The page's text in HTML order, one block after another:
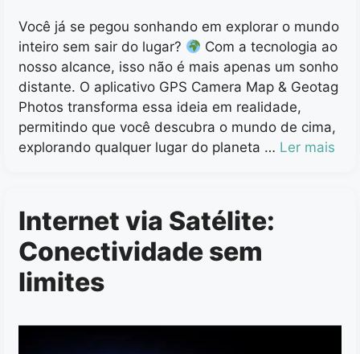
Você já se pegou sonhando em explorar o mundo
inteiro sem sair do lugar?
Com a tecnologia ao
nosso alcance, isso não é mais apenas um sonho
distante. O aplicativo GPS Camera Map & Geotag
Photos transforma essa ideia em realidade,
permitindo que você descubra o mundo de cima,
explorando qualquer lugar do planeta … Ler mais
Internet via Satélite:
Conectividade sem
limites